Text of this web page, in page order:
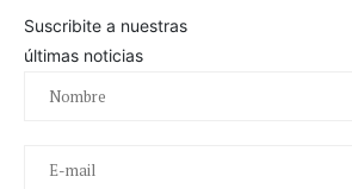
Suscribite a nuestras
últimas noticias